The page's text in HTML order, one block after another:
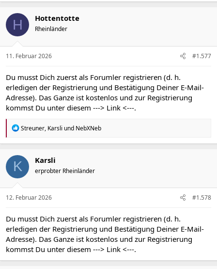
H Hottentotte
Rheinländer
11. Februar 2026 #1.577
Du musst Dich zuerst als Forumler registrieren (d. h.
erledigen der Registrierung und Bestätigung Deiner E-Mail-
Adresse). Das Ganze ist kostenlos und zur Registrierung
kommst Du unter diesem ---> Link <---.
R
a
t
o
e
n
Streuner, Karsli und NebXNeb
K Karsli
erprobter Rheinländer
12. Februar 2026 #1.578
Du musst Dich zuerst als Forumler registrieren (d. h.
erledigen der Registrierung und Bestätigung Deiner E-Mail-
Adresse). Das Ganze ist kostenlos und zur Registrierung
kommst Du unter diesem ---> Link <---.